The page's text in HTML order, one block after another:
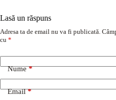
Lasă un răspuns
Adresa ta de email nu va fi publicată.
cu *
Nume*
Email*